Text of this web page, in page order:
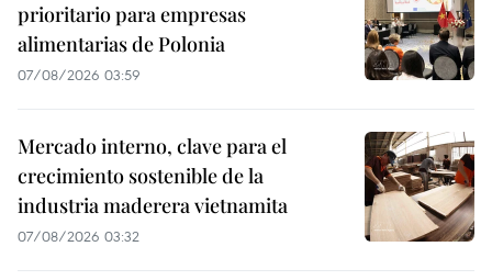
prioritario para empresas
alimentarias de Polonia
07/08/2026 03:59
Mercado interno, clave para el
crecimiento sostenible de la
industria maderera vietnamita
07/08/2026 03:32